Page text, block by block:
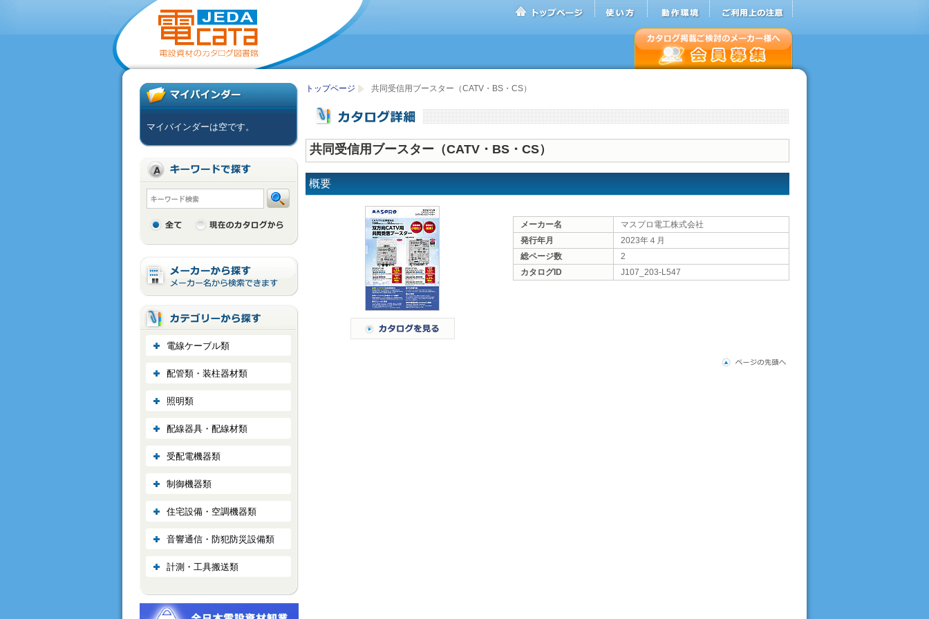
トップページ 共同受信用ブースター（CATV・BS・CS）
共同受信用ブースター（CATV・BS・CS）
概要
メーカー名
マスプロ電工株式会社
発行年月
2023年４月
総ページ数
2
カタログID
J107_203-L547
マイバインダーは空です。
電線ケーブル類
配管類・装柱器材類
照明類
配線器具・配線材類
受配電機器類
制御機器類
住宅設備・空調機器類
音響通信・防犯防災設備類
計測・工具搬送類